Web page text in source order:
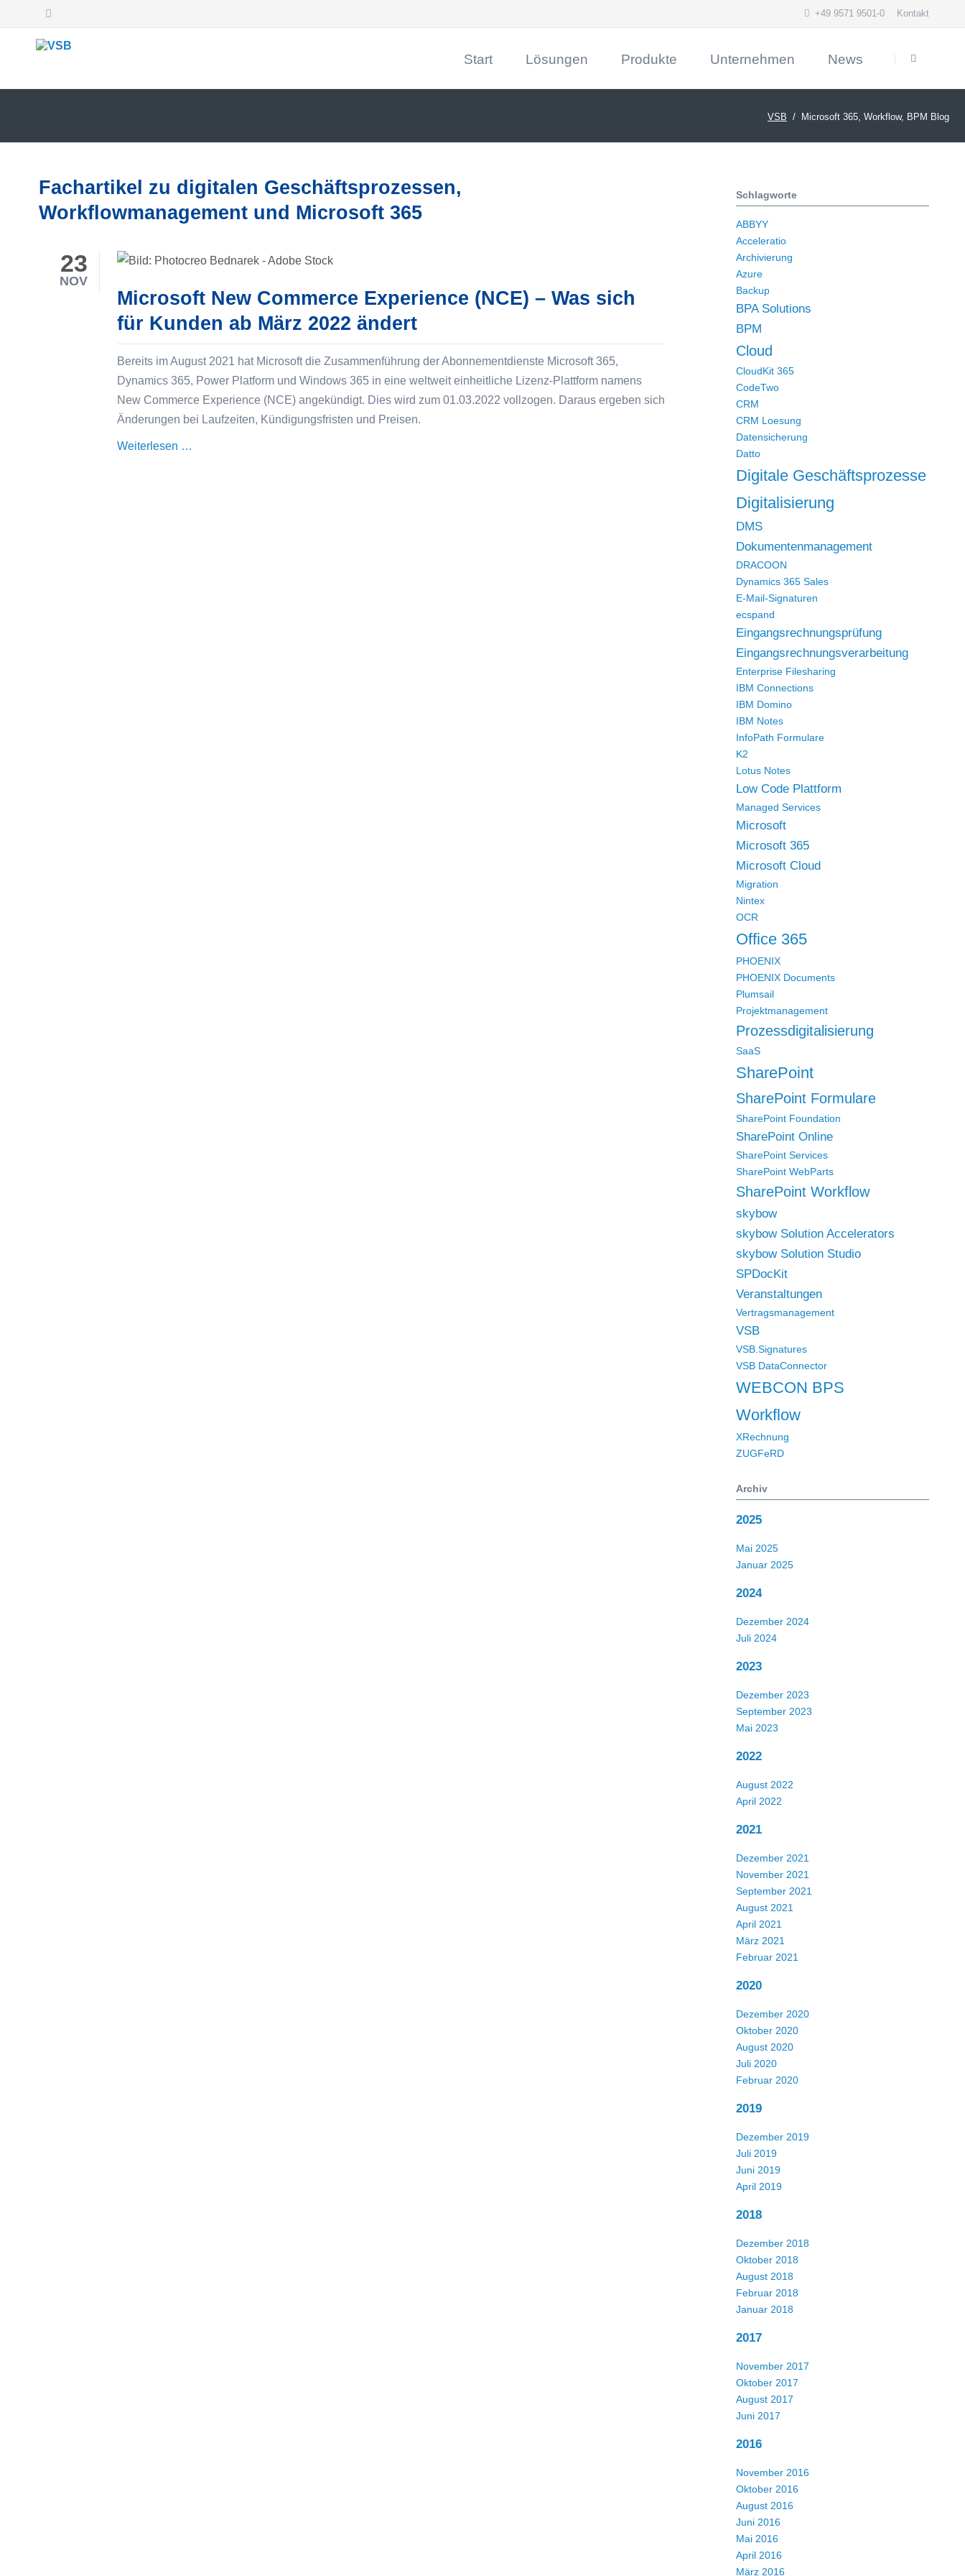
+49 9571 9501-0 Kontakt
überspringen
Start Lösungen Produkte
Dokumentenlenkung VSB.Docs
Maßnahmenverwaltung VSB.Actions
Data Warehouse Automation mit AnalyticsCreator
Unternehmen
Kontakt und Anfahrt
News
VSB Microsoft 365, Workflow, BPM Blog
Fachartikel zu digitalen Geschäftsprozessen,
Workflowmanagement und Microsoft 365
23
NOV
Microsoft New Commerce Experience (NCE) – Was sich
für Kunden ab März 2022 ändert
Bereits im August 2021 hat Microsoft die Zusammenführung der Abonnementdienste Microsoft 365,
Dynamics 365, Power Platform und Windows 365 in eine weltweit einheitliche Lizenz-Plattform namens
New Commerce Experience (NCE) angekündigt. Dies wird zum 01.03.2022 vollzogen. Daraus ergeben sich
Änderungen bei Laufzeiten, Kündigungsfristen und Preisen.
Weiterlesen …
Schlagworte
ABBYY
Acceleratio
Archivierung
Azure
Backup
BPA Solutions
BPM
Cloud
CloudKit 365
CodeTwo
CRM
CRM Loesung
Datensicherung
Datto
Digitale Geschäftsprozesse
Digitalisierung
DMS
Dokumentenmanagement
DRACOON
Dynamics 365 Sales
E-Mail-Signaturen
ecspand
Eingangsrechnungsprüfung
Eingangsrechnungsverarbeitung
Enterprise Filesharing
IBM Connections
IBM Domino
IBM Notes
InfoPath Formulare
K2
Lotus Notes
Low Code Plattform
Managed Services
Microsoft
Microsoft 365
Microsoft Cloud
Migration
Nintex
OCR
Office 365
PHOENIX
PHOENIX Documents
Plumsail
Projektmanagement
Prozessdigitalisierung
SaaS
SharePoint
SharePoint Formulare
SharePoint Foundation
SharePoint Online
SharePoint Services
SharePoint WebParts
SharePoint Workflow
skybow
skybow Solution Accelerators
skybow Solution Studio
SPDocKit
Veranstaltungen
Vertragsmanagement
VSB
VSB.Signatures
VSB DataConnector
WEBCON BPS
Workflow
XRechnung
ZUGFeRD
Archiv
2025
Mai 2025
Januar 2025
2024
Dezember 2024
Juli 2024
2023
Dezember 2023
September 2023
Mai 2023
2022
August 2022
April 2022
2021
Dezember 2021
November 2021
September 2021
August 2021
April 2021
März 2021
Februar 2021
2020
Dezember 2020
Oktober 2020
August 2020
Juli 2020
Februar 2020
2019
Dezember 2019
Juli 2019
Juni 2019
April 2019
2018
Dezember 2018
Oktober 2018
August 2018
Februar 2018
Januar 2018
2017
November 2017
Oktober 2017
August 2017
Juni 2017
2016
November 2016
Oktober 2016
August 2016
Juni 2016
Mai 2016
April 2016
März 2016